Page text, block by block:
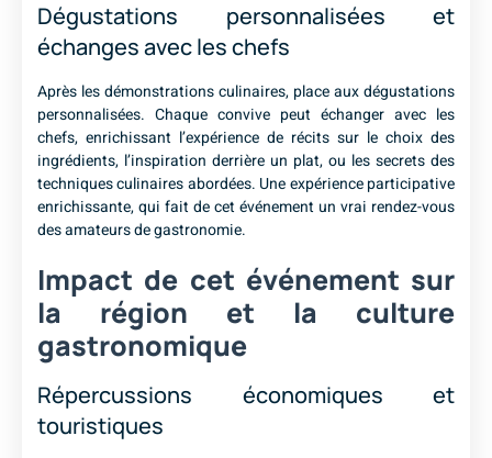
Dégustations personnalisées et
échanges avec les chefs
Après les démonstrations culinaires, place aux dégustations
personnalisées. Chaque convive peut échanger avec les
chefs, enrichissant l’expérience de récits sur le choix des
ingrédients, l’inspiration derrière un plat, ou les secrets des
techniques culinaires abordées. Une expérience participative
enrichissante, qui fait de cet événement un vrai rendez-vous
des amateurs de gastronomie.
Impact de cet événement sur
la région et la culture
gastronomique
Répercussions économiques et
touristiques